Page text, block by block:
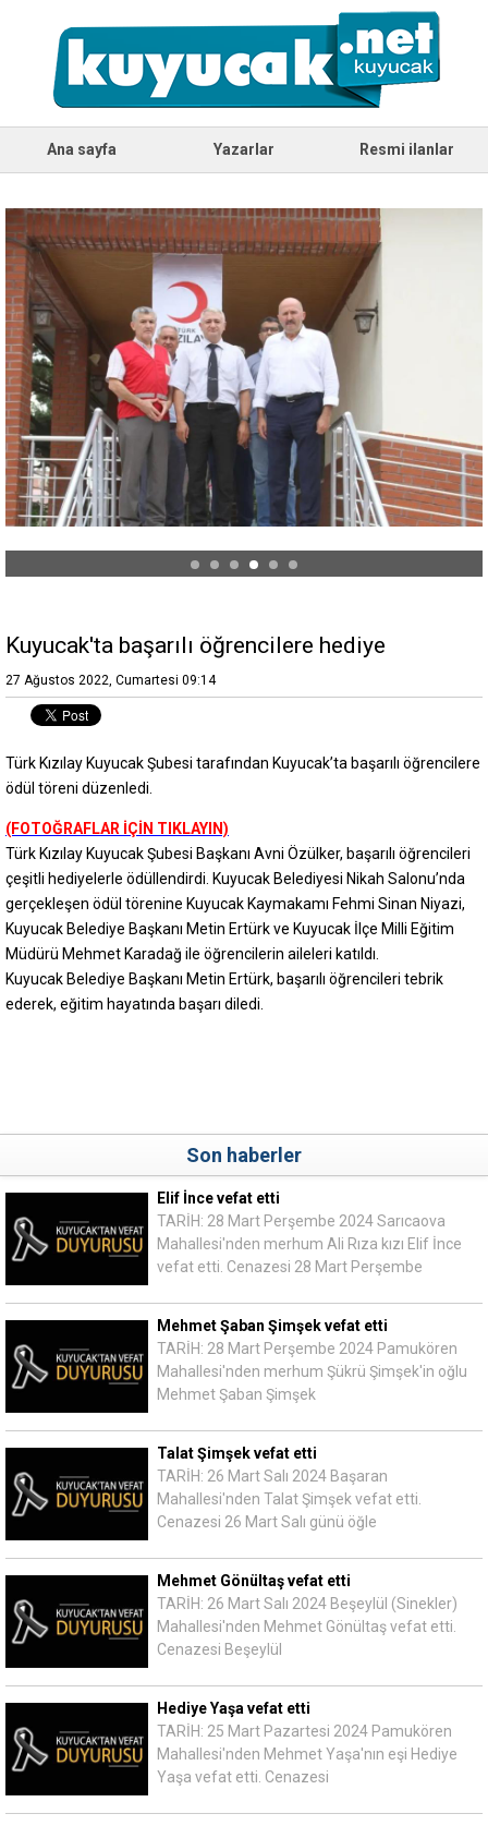
Ana sayfa Yazarlar Resmi ilanlar
Kuyucak'ta başarılı öğrencilere hediye
27 Ağustos 2022, Cumartesi 09:14
Türk Kızılay Kuyucak Şubesi tarafından Kuyucak’ta başarılı öğrencilere
ödül töreni düzenledi.
(FOTOĞRAFLAR İÇİN TIKLAYIN)
Türk Kızılay Kuyucak Şubesi Başkanı Avni Özülker, başarılı öğrencileri
çeşitli hediyelerle ödüllendirdi. Kuyucak Belediyesi Nikah Salonu’nda
gerçekleşen ödül törenine Kuyucak Kaymakamı Fehmi Sinan Niyazi,
Kuyucak Belediye Başkanı Metin Ertürk ve Kuyucak İlçe Milli Eğitim
Müdürü Mehmet Karadağ ile öğrencilerin aileleri katıldı.
Kuyucak Belediye Başkanı Metin Ertürk, başarılı öğrencileri tebrik
ederek, eğitim hayatında başarı diledi.
Son haberler
Elif İnce vefat etti
TARİH: 28 Mart Perşembe 2024 Sarıcaova
Mahallesi'nden merhum Ali Rıza kızı Elif İnce
vefat etti. Cenazesi 28 Mart Perşembe
Mehmet Şaban Şimşek vefat etti
TARİH: 28 Mart Perşembe 2024 Pamukören
Mahallesi'nden merhum Şükrü Şimşek'in oğlu
Mehmet Şaban Şimşek
Talat Şimşek vefat etti
TARİH: 26 Mart Salı 2024 Başaran
Mahallesi'nden Talat Şimşek vefat etti.
Cenazesi 26 Mart Salı günü öğle
Mehmet Gönültaş vefat etti
TARİH: 26 Mart Salı 2024 Beşeylül (Sinekler)
Mahallesi'nden Mehmet Gönültaş vefat etti.
Cenazesi Beşeylül
Hediye Yaşa vefat etti
TARİH: 25 Mart Pazartesi 2024 Pamukören
Mahallesi'nden Mehmet Yaşa'nın eşi Hediye
Yaşa vefat etti. Cenazesi